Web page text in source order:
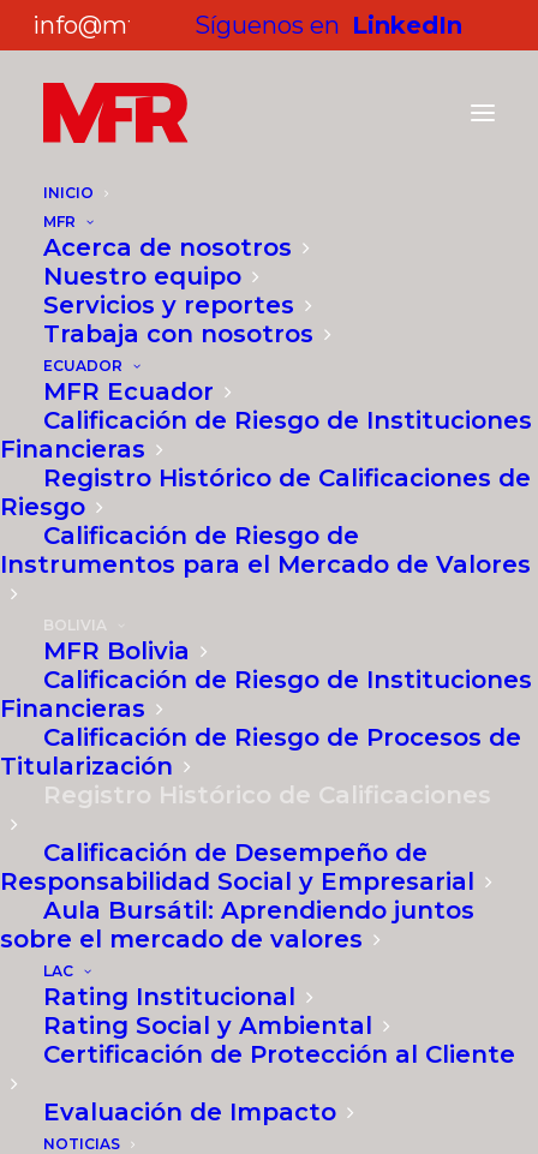
info@mf-rating.com
Síguenos en LinkedIn
INICIO
MFR
Acerca de nosotros
Nuestro equipo
Servicios y reportes
Trabaja con nosotros
ECUADOR
MFR Ecuador
Calificación de Riesgo de Instituciones
Financieras
Registro Histórico de Calificaciones de
Riesgo
Calificación de Riesgo de
Instrumentos para el Mercado de Valores
BOLIVIA
MFR Bolivia
Calificación de Riesgo de Instituciones
Financieras
Calificación de Riesgo de Procesos de
Titularización
Registro Histórico de Calificaciones
Calificación de Desempeño de
Responsabilidad Social y Empresarial
Aula Bursátil: Aprendiendo juntos
sobre el mercado de valores
LAC
Rating Institucional
Rating Social y Ambiental
Certificación de Protección al Cliente
Evaluación de Impacto
NOTICIAS
Registro histórico de
calificaciones
NUESTROS SERVICIOS
FECHA DE
CALIFICACIÓN
CALIFICACIÓN
INSTRUMENTO
CALIFICACIÓN
CALIFICACIÓN
INSTRUMENTO
2/07/2024 A Local
2/07/2024 AA+ Local
2/07/2024 BBB+
2/07/2024 B Local 2/07/